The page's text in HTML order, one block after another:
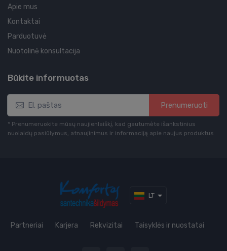
Apie mus
Kontaktai
Parduotuvė
Nuotolinė konsultacija
Būkite informuotas
Prenumeruoti
* Prenumeruokite mūsų naujienlaiškį, kad gautumėte išankstinius
nuolaidų pasiūlymus, atnaujinimus ir informaciją apie naujus produktus
LT
Partneriai Karjera Rekvizitai Taisyklės ir nuostatai